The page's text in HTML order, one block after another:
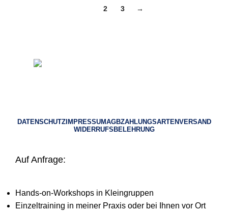
2 3 →
DATENSCHUTZIMPRESSUMAGBZAHLUNGSARTENVERSAND
WIDERRUFSBELEHRUNG
Auf Anfrage:
Hands-on-Workshops in Kleingruppen
Einzeltraining in meiner Praxis oder bei Ihnen vor Ort